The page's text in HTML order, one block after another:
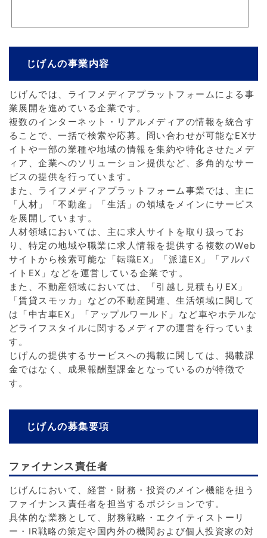
じげんの事業内容
じげんでは、ライフメディアプラットフォームによる事
業展開を進めている企業です。
複数のインターネット・リアルメディアの情報を統合す
ることで、一括で検索や応募。問い合わせが可能なEXサ
イトや一部の業種や地域の情報を集約や特化させたメデ
ィア、企業へのソリューション提供など、多角的なサー
ビスの提供を行っています。
また、ライフメディアプラットフォーム事業では、主に
「人材」「不動産」「生活」の領域をメインにサービス
を展開しています。
人材領域においては、主に求人サイトを取り扱ってお
り、特定の地域や職業に求人情報を提供する複数のWeb
サイトから検索可能な「転職EX」「派遣EX」「アルバ
イトEX」などを運営している企業です。
また、不動産領域においては、「引越し見積もりEX」
「賃貸スモッカ」などの不動産関連、生活領域に関して
は「中古車EX」「アップルワールド」など車やホテルな
どライフスタイルに関するメディアの運営を行っていま
す。
じげんの提供するサービスへの掲載に関しては、掲載課
金ではなく、成果報酬型課金となっているのが特徴で
す。
じげんの募集要項
ファイナンス責任者
じげんにおいて、経営・財務・投資のメイン機能を担う
ファイナンス責任者を担当するポジションです。
具体的な業務として、財務戦略・エクイティストーリ
ー・IR戦略の策定や国内外の機関および個人投資家の対